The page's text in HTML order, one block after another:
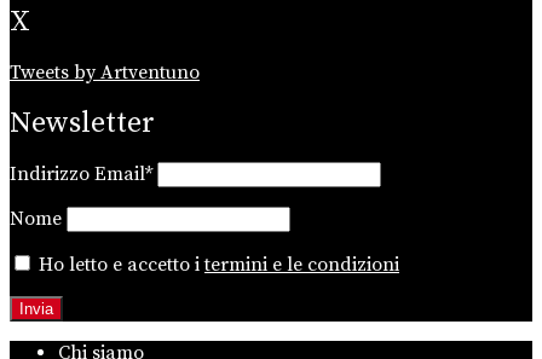
X
Tweets by Artventuno
Newsletter
Indirizzo Email*
Nome
Ho letto e accetto itermini e le condizioni
Chi siamo